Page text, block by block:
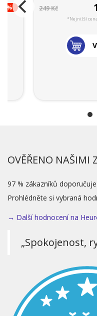
249 Kč
*Nejnižší
OVĚŘENO NAŠIMI
97 % zákazníků
Prohlédněte si vybraná
→ Další hodnocení na
„Spokojenost,